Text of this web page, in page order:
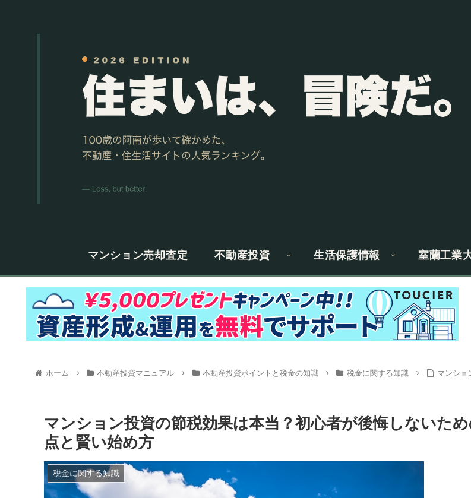
マンション売却査定 不動産投資 生活保護情報 室蘭工業
ホーム 不動産投資マニュアル 不動産投資ポイントと税金の知識 税金に関する知識 マンショ
マンション投資の節税効果は本当？初心者が後悔しないた
点と賢い始め方
税金に関する知識